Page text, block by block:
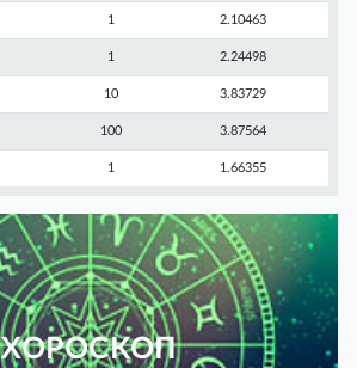
1 2.10463
1 2.24498
10 3.83729
100 3.87564
1 1.66355
ХОРОСКОП